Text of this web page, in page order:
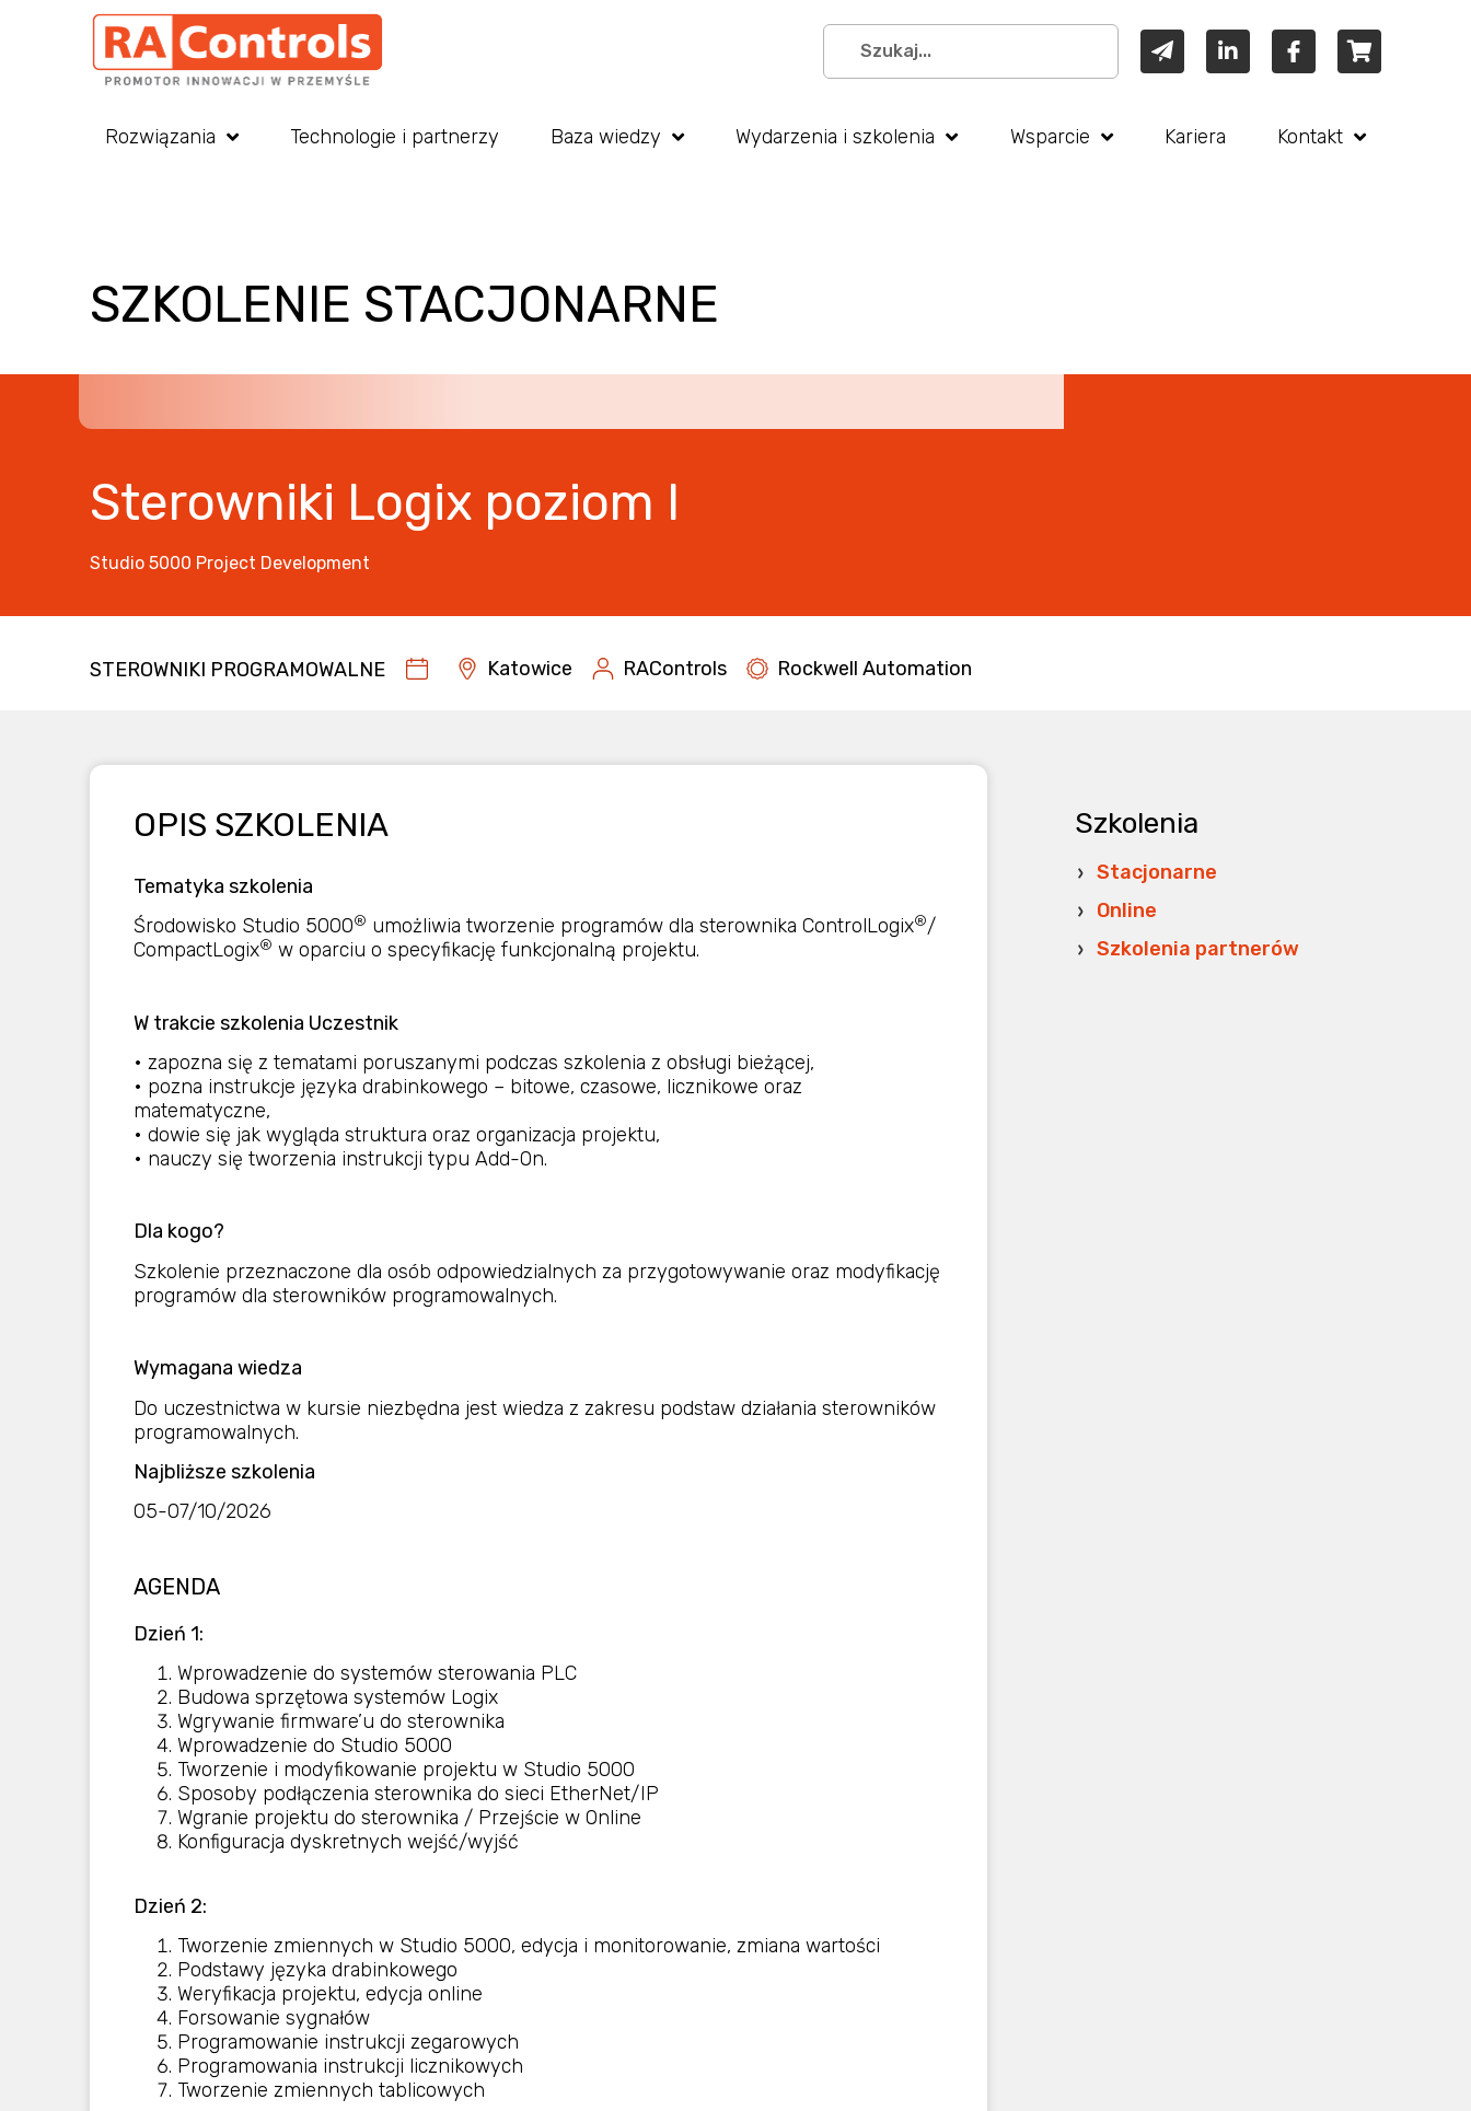
Rozwiązania Technologie i partnerzy Baza wiedzy Wydarzenia i szkolenia Wsparcie Kariera Kontakt
SZKOLENIE STACJONARNE
Sterowniki Logix poziom I
Studio 5000 Project Development
STEROWNIKI PROGRAMOWALNE Katowice RAControls Rockwell Automation
OPIS SZKOLENIA
Tematyka szkolenia
Środowisko Studio 5000® umożliwia tworzenie programów dla sterownika ControlLogix®/
CompactLogix® w oparciu o specyfikację funkcjonalną projektu.
W trakcie szkolenia Uczestnik
• zapozna się z tematami poruszanymi podczas szkolenia z obsługi bieżącej,
• pozna instrukcje języka drabinkowego – bitowe, czasowe, licznikowe oraz
matematyczne,
• dowie się jak wygląda struktura oraz organizacja projektu,
• nauczy się tworzenia instrukcji typu Add-On.
Dla kogo?
Szkolenie przeznaczone dla osób odpowiedzialnych za przygotowywanie oraz modyfikację
programów dla sterowników programowalnych.
Wymagana wiedza
Do uczestnictwa w kursie niezbędna jest wiedza z zakresu podstaw działania sterowników
programowalnych.
Najbliższe szkolenia
05-07/10/2026
AGENDA
Dzień 1:
Wprowadzenie do systemów sterowania PLC
Budowa sprzętowa systemów Logix
Wgrywanie firmware’u do sterownika
Wprowadzenie do Studio 5000
Tworzenie i modyfikowanie projektu w Studio 5000
Sposoby podłączenia sterownika do sieci EtherNet/IP
Wgranie projektu do sterownika / Przejście w Online
Konfiguracja dyskretnych wejść/wyjść
Dzień 2:
Tworzenie zmiennych w Studio 5000, edycja i monitorowanie, zmiana wartości
Podstawy języka drabinkowego
Weryfikacja projektu, edycja online
Forsowanie sygnałów
Programowanie instrukcji zegarowych
Programowania instrukcji licznikowych
Tworzenie zmiennych tablicowych
Szkolenia
Stacjonarne
Online
Szkolenia partnerów